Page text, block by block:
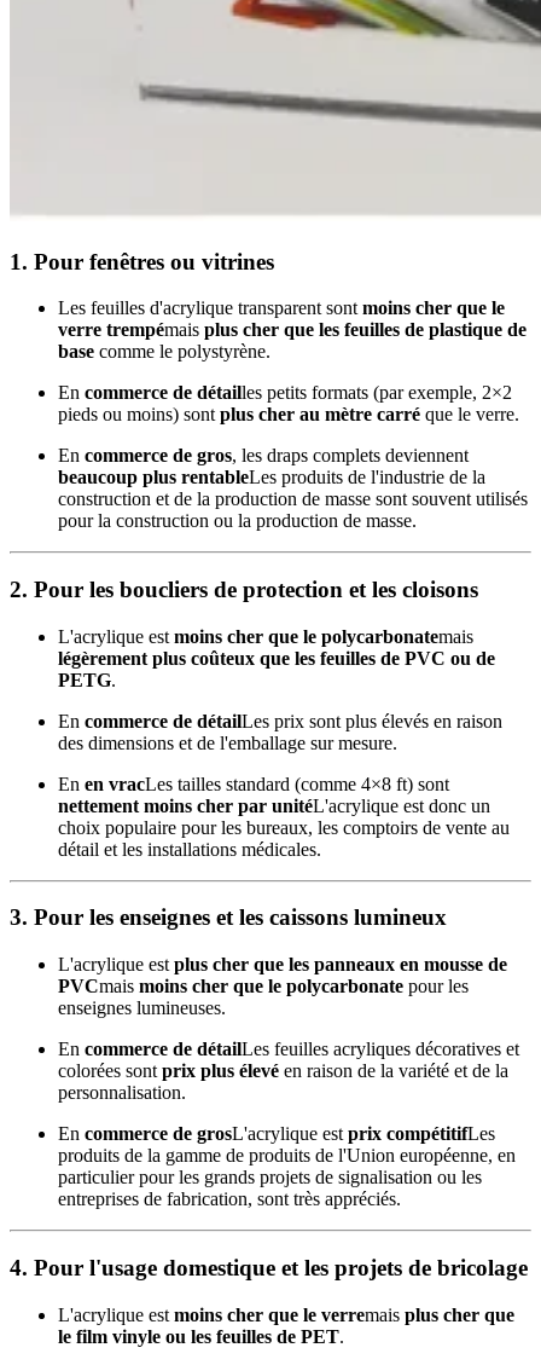
1. Pour fenêtres ou vitrines
Les feuilles d'acrylique transparent sont moins cher que le
verre trempémais plus cher que les feuilles de plastique de
base comme le polystyrène.
En commerce de détailles petits formats (par exemple, 2×2
pieds ou moins) sont plus cher au mètre carré que le verre.
En commerce de gros, les draps complets deviennent
beaucoup plus rentableLes produits de l'industrie de la
construction et de la production de masse sont souvent utilisés
pour la construction ou la production de masse.
2. Pour les boucliers de protection et les cloisons
L'acrylique est moins cher que le polycarbonatemais
légèrement plus coûteux que les feuilles de PVC ou de
PETG.
En commerce de détailLes prix sont plus élevés en raison
des dimensions et de l'emballage sur mesure.
En en vracLes tailles standard (comme 4×8 ft) sont
nettement moins cher par unitéL'acrylique est donc un
choix populaire pour les bureaux, les comptoirs de vente au
détail et les installations médicales.
3. Pour les enseignes et les caissons lumineux
L'acrylique est plus cher que les panneaux en mousse de
PVCmais moins cher que le polycarbonate pour les
enseignes lumineuses.
En commerce de détailLes feuilles acryliques décoratives et
colorées sont prix plus élevé en raison de la variété et de la
personnalisation.
En commerce de grosL'acrylique est prix compétitifLes
produits de la gamme de produits de l'Union européenne, en
particulier pour les grands projets de signalisation ou les
entreprises de fabrication, sont très appréciés.
4. Pour l'usage domestique et les projets de bricolage
L'acrylique est moins cher que le verremais plus cher que
le film vinyle ou les feuilles de PET.